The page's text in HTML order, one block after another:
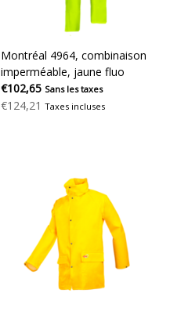
Montréal 4964, combinaison
imperméable, jaune fluo
€102,65 Sans les taxes
€124,21 Taxes incluses